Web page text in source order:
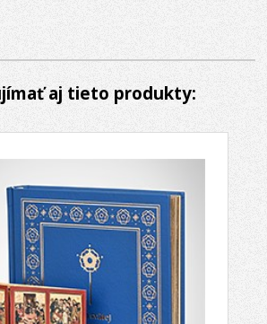
aj tieto produkty: